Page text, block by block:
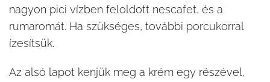
nagyon pici vízben feloldott nescafet, és a
rumaromát. Ha szükséges, további porcukorral
ízesítsük.
Az alsó lapot kenjük meg a krém egy részével,